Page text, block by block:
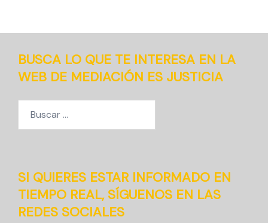
BUSCA LO QUE TE INTERESA EN LA
WEB DE MEDIACIÓN ES JUSTICIA
SI QUIERES ESTAR INFORMADO EN
TIEMPO REAL, SÍGUENOS EN LAS
REDES SOCIALES